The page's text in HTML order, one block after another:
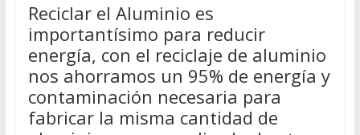
Reciclar el Aluminio es
importantísimo para reducir
energía, con el reciclaje de aluminio
nos ahorramos un 95% de energía y
contaminación necesaria para
fabricar la misma cantidad de